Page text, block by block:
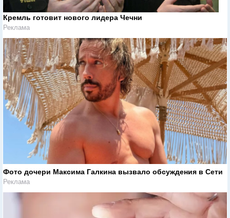
Кремль готовит нового лидера Чечни
Реклама
Фото дочери Максима Галкина вызвало обсуждения в Сети
Реклама